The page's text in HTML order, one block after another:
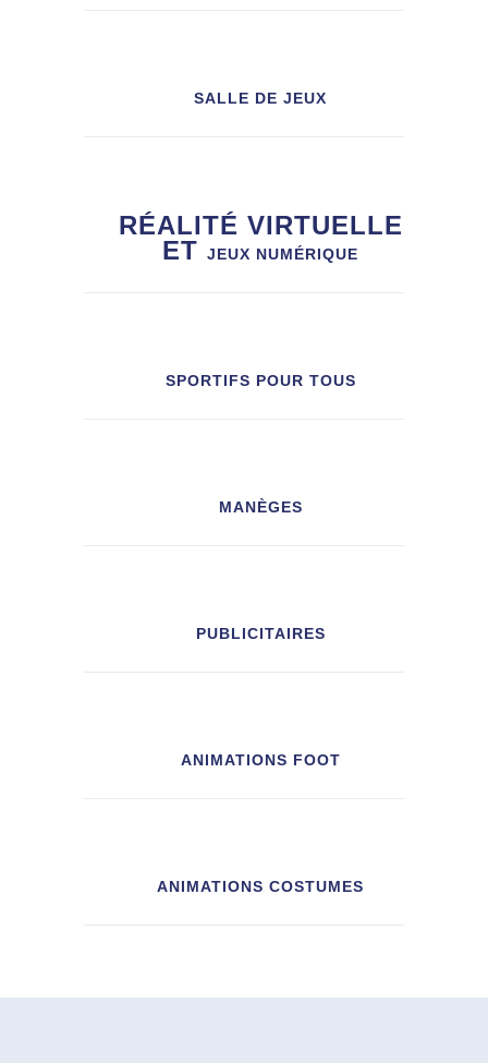
SALLE DE JEUX
RÉALITÉ VIRTUELLE
ET JEUX NUMÉRIQUE
SPORTIFS POUR TOUS
MANÈGES
PUBLICITAIRES
ANIMATIONS FOOT
ANIMATIONS COSTUMES